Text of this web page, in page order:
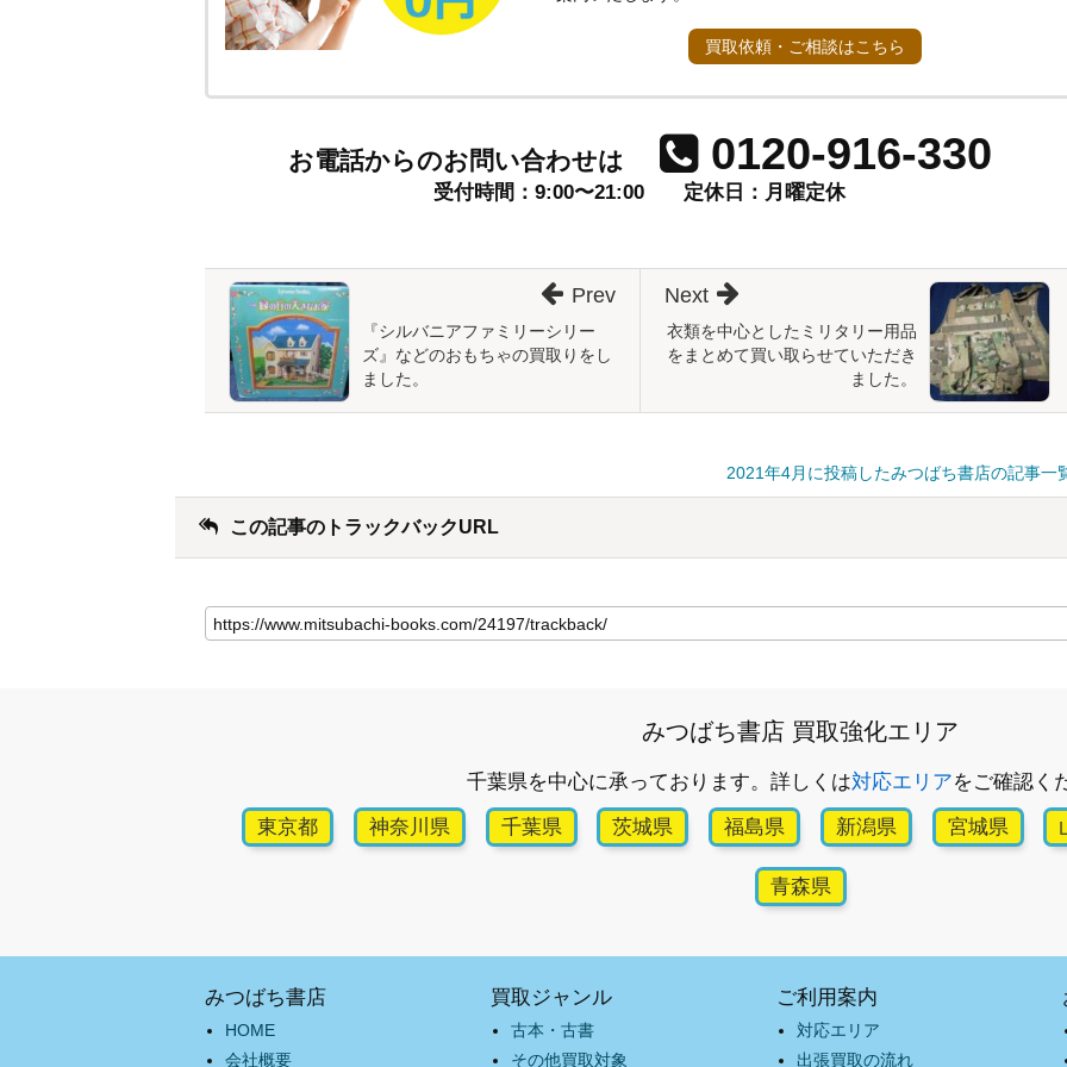
買取依頼・ご相談はこちら
お電話からのお問い合わせは 0120-916-330
受付時間：9:00〜21:00 定休日：月曜定休
衣類を中心としたミリタリー用品
をまとめて買い取らせていただき
ました。
Next
『シルバニアファミリーシリー
ズ』などのおもちゃの買取りをし
ました。
Prev
2021年4月に投稿したみつばち書店の記事一
この記事のトラックバックURL
みつばち書店 買取強化エリア
千葉県を中心に承っております。詳しくは対応エリアをご確認く
東京都
神奈川県 千葉県 茨城県 福島県 新潟県 宮城県
青森県
みつばち書店
HOME
会社概要
買取ジャンル
古本・古書
その他買取対象
ご利用案内
対応エリア
出張買取の流れ